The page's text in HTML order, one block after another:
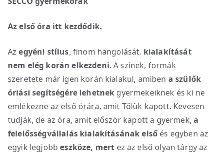
Az első óra itt kezdődik.
Azegyéni stílus, finom hangolását, kialakítását
nem elég korán elkezdeni. A színek, formák
szeretete már igen korán kialakul, amiben a szülők
óriási segítségére lehetnek gyermekeiknek és ki ne
emlékezne az első órára, amit Tőlük kapott. Kevesen
tudják, de az óra, amit először kapott a gyermek,a
felelősségvállalás kialakításának első és egyben az
egyik legjobbeszköze, mert ez az első olyan tárgy az